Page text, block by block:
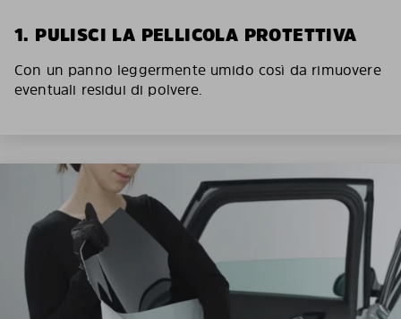
1. PULISCI LA PELLICOLA PROTETTIVA
Con un panno leggermente umido così da rimuovere
eventuali residui di polvere.